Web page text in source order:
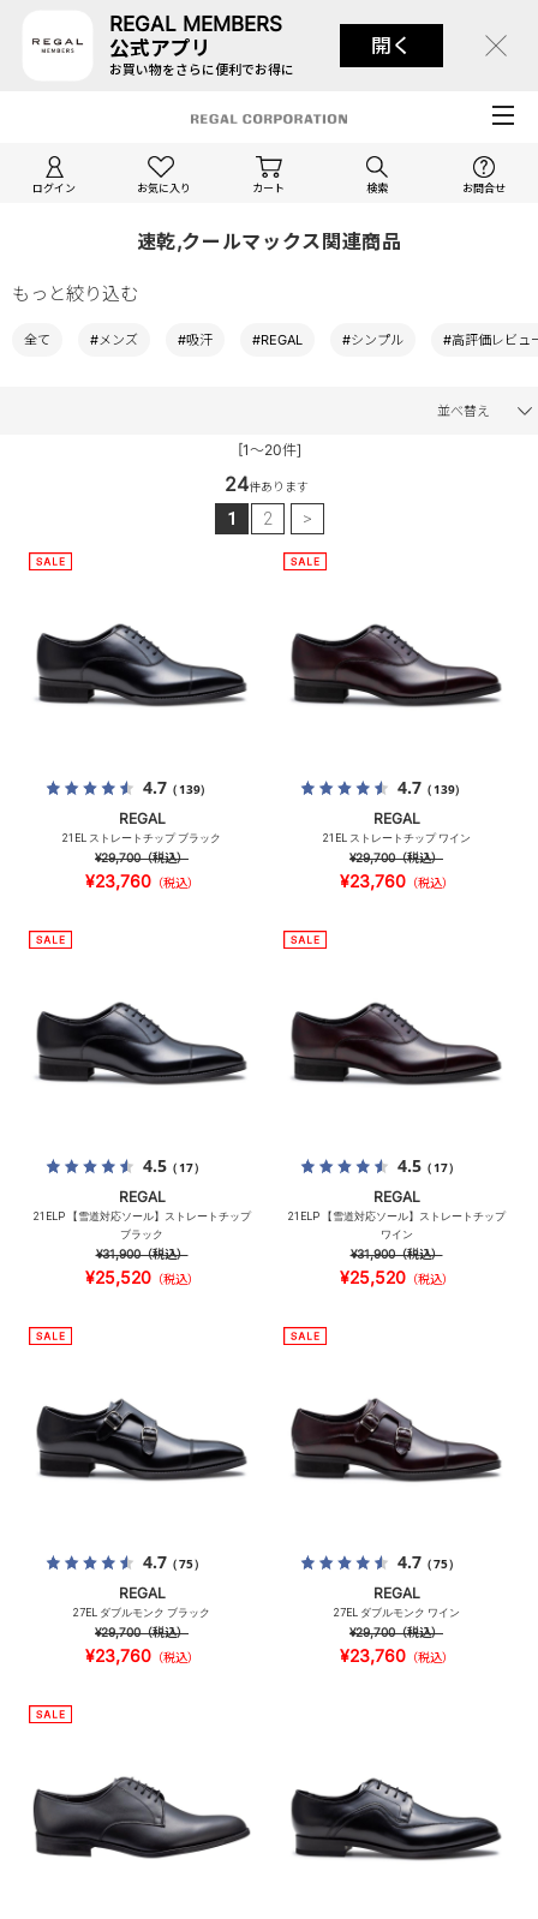
REGAL MEMBERS
公式アプリ
お買い物をさらに便利でお得に
開く
ログイン お気に入り カート 検索 お問合せ
速乾,クールマックス関連商品
もっと絞り込む
全て #メンズ #吸汗 #REGAL #シンプル #高評価レビュ
並べ替え
[1～20件]
24件あります
1 2 >
4.7（139）
REGAL
21EL ストレートチップ ブラック
¥29,700（税込）
¥23,760（税込）
4.7（139）
REGAL
21EL ストレートチップ ワイン
¥29,700（税込）
¥23,760（税込）
4.5（17）
REGAL
21ELP 【雪道対応ソール】ストレートチップ
ブラック
¥31,900（税込）
¥25,520（税込）
4.5（17）
REGAL
21ELP 【雪道対応ソール】ストレートチップ
ワイン
¥31,900（税込）
¥25,520（税込）
4.7（75）
REGAL
27EL ダブルモンク ブラック
¥29,700（税込）
¥23,760（税込）
4.7（75）
REGAL
27EL ダブルモンク ワイン
¥29,700（税込）
¥23,760（税込）